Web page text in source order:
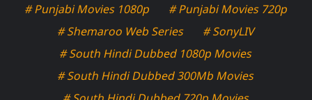
# Punjabi Movies 1080p
# Punjabi Movies 720p
# Shemaroo Web Series
# SonyLIV
# South Hindi Dubbed 1080p Movies
# South Hindi Dubbed 300Mb Movies